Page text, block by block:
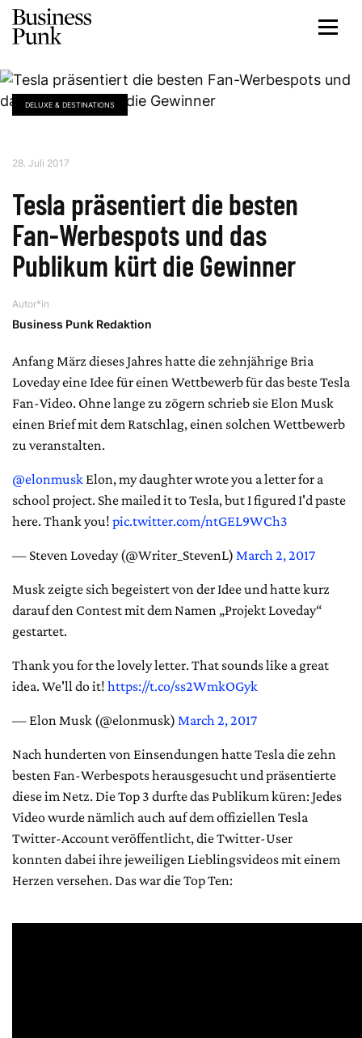
DELUXE & DESTINATIONS
28. Juli 2017
Tesla präsentiert die besten
Fan-Werbespots und das
Publikum kürt die Gewinner
Autor*in
Business Punk Redaktion
Anfang März dieses Jahres hatte die zehnjährige Bria
Loveday eine Idee für einen Wettbewerb für das beste Tesla
Fan-Video. Ohne lange zu zögern schrieb sie Elon Musk
einen Brief mit dem Ratschlag, einen solchen Wettbewerb
zu veranstalten.
@elonmuskElon, my daughter wrote you a letter for a
school project. She mailed it to Tesla, but I figured I'd paste
here. Thank you! pic.twitter.com/ntGEL9WCh3
— Steven Loveday (@Writer_StevenL) March 2, 2017
Musk zeigte sich begeistert von der Idee und hatte kurz
darauf den Contest mit dem Namen „Projekt Loveday“
gestartet.
Thank you for the lovely letter. That sounds like a great
idea. We'll do it! https://t.co/ss2WmkOGyk
— Elon Musk (@elonmusk) March 2, 2017
Nach hunderten von Einsendungen hatte Tesla die zehn
besten Fan-Werbespots herausgesucht und präsentierte
diese im Netz. Die Top 3 durfte das Publikum küren: Jedes
Video wurde nämlich auch auf dem offiziellen Tesla
Twitter-Account veröffentlicht, die Twitter-User
konnten dabei ihre jeweiligen Lieblingsvideos mit einem
Herzen versehen. Das war die Top Ten: